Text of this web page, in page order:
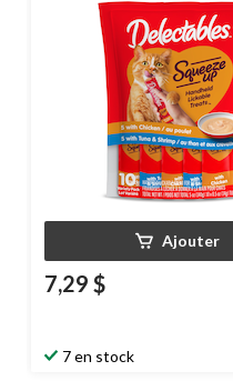
Ajouter
7,29 $
7 en stock